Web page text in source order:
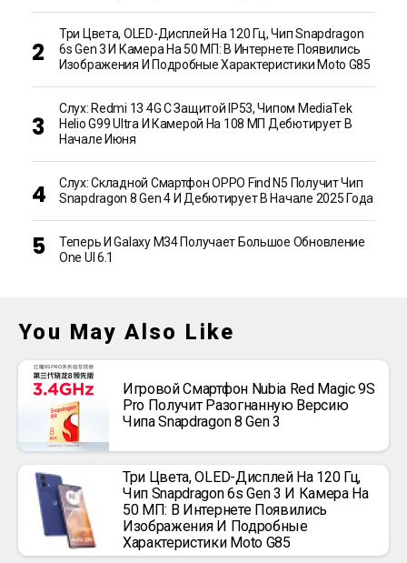
Три Цвета, OLED-Дисплей На 120 Гц, Чип Snapdragon
6s Gen 3 И Камера На 50 МП: В Интернете Появились
Изображения И Подробные Характеристики Moto G85
Слух: Redmi 13 4G С Защитой IP53, Чипом MediaTek
Helio G99 Ultra И Камерой На 108 МП Дебютирует В
Начале Июня
Слух: Складной Смартфон OPPO Find N5 Получит Чип
Snapdragon 8 Gen 4 И Дебютирует В Начале 2025 Года
Теперь И Galaxy M34 Получает Большое Обновление
One UI 6.1
You May Also Like
Игровой Смартфон Nubia Red Magic 9S
Pro Получит Разогнанную Версию
Чипа Snapdragon 8 Gen 3
Три Цвета, OLED-Дисплей На 120 Гц,
Чип Snapdragon 6s Gen 3 И Камера На
50 МП: В Интернете Появились
Изображения И Подробные
Характеристики Moto G85